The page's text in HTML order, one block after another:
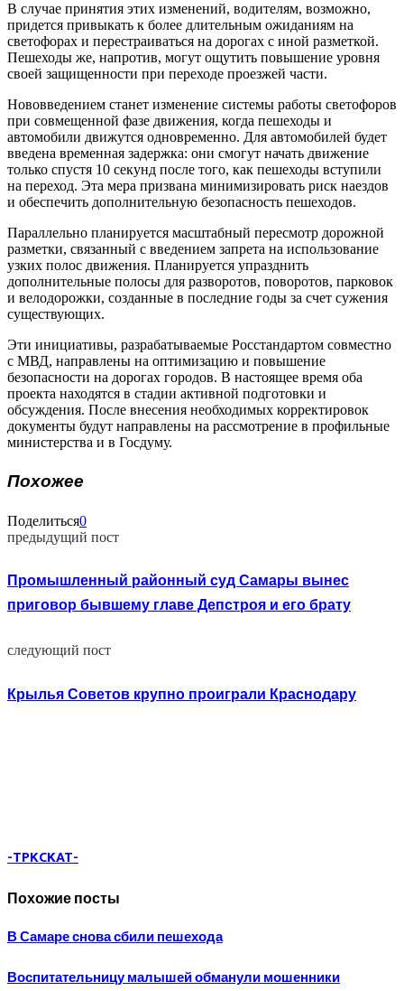
В случае принятия этих изменений, водителям, возможно,
придется привыкать к более длительным ожиданиям на
светофорах и перестраиваться на дорогах с иной разметкой.
Пешеходы же, напротив, могут ощутить повышение уровня
своей защищенности при переходе проезжей части.
Нововведением станет изменение системы работы светофоров
при совмещенной фазе движения, когда пешеходы и
автомобили движутся одновременно. Для автомобилей будет
введена временная задержка: они смогут начать движение
только спустя 10 секунд после того, как пешеходы вступили
на переход. Эта мера призвана минимизировать риск наездов
и обеспечить дополнительную безопасность пешеходов.
Параллельно планируется масштабный пересмотр дорожной
разметки, связанный с введением запрета на использование
узких полос движения. Планируется упразднить
дополнительные полосы для разворотов, поворотов, парковок
и велодорожки, созданные в последние годы за счет сужения
существующих.
Эти инициативы, разрабатываемые Росстандартом совместно
с МВД, направлены на оптимизацию и повышение
безопасности на дорогах городов. В настоящее время оба
проекта находятся в стадии активной подготовки и
обсуждения. После внесения необходимых корректировок
документы будут направлены на рассмотрение в профильные
министерства и в Госдуму.
Похожее
Поделиться0
предыдущий пост
Промышленный районный суд Самары вынес
приговор бывшему главе Депстроя и его брату
следующий пост
Крылья Советов крупно проиграли Краснодару
-TPKCKAT-
Похожие посты
В Самаре снова сбили пешехода
Воспитательницу малышей обманули мошенники